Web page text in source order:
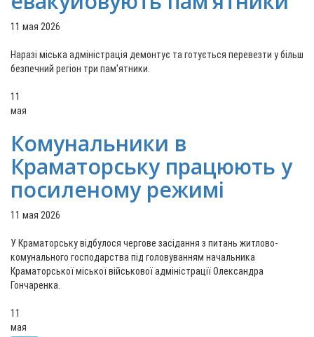
11 мая 2026
Наразі міська адміністрація демонтує та готується перевезти у більш
безпечний регіон три пам'ятники.
11
мая
Комунальники в
Краматорську працюють у
посиленому режимі
11 мая 2026
У Краматорську відбулося чергове засідання з питань житлово-
комунального господарства під головуванням начальника
Краматорської міської військової адміністрації Олександра
Гончаренка.
11
мая